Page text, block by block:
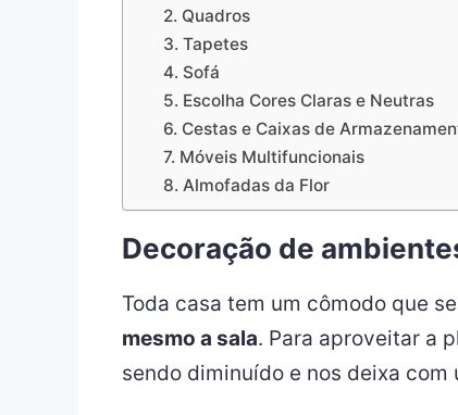
2. Quadros
3. Tapetes
4. Sofá
5. Escolha Cores Claras e Neutras
6. Cestas e Caixas de
7. Móveis Multifuncionais
8. Almofadas da Flor
Decoração de
Toda casa tem um cômodo que
mesmo a sala. Para aproveitar a
sendo diminuído e nos deixa